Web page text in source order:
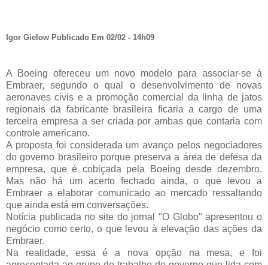
Igor Gielow Publicado Em 02/02 - 14h09
A Boeing ofereceu um novo modelo para associar-se à
Embraer, segundo o qual o desenvolvimento de novas
aeronaves civis e a promoção comercial da linha de jatos
regionais da fabricante brasileira ficaria a cargo de uma
terceira empresa a ser criada por ambas que contaria com
controle americano.
A proposta foi considerada um avanço pelos negociadores
do governo brasileiro porque preserva a área de defesa da
empresa, que é cobiçada pela Boeing desde dezembro.
Mas não há um acerto fechado ainda, o que levou a
Embraer a elaborar comunicado ao mercado ressaltando
que ainda está em conversações.
Notícia publicada no site do jornal "O Globo" apresentou o
negócio como certo, o que levou à elevação das ações da
Embraer.
Na realidade, essa é a nova opção na mesa, e foi